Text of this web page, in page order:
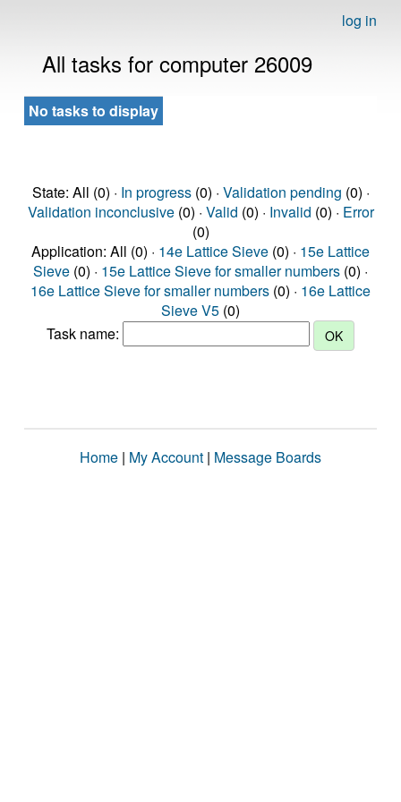
log in
All tasks for computer 26009
No tasks to display
State: All (0) · In progress(0) · Validation pending (0) ·
Validation inconclusive(0) · Valid (0) · Invalid (0) · Error
(0)
Application: All (0) · 14e Lattice Sieve (0) · 15e Lattice
Sieve (0) · 15e Lattice Sieve for smaller numbers (0) ·
16e Lattice Sieve for smaller numbers (0) · 16e Lattice
Sieve V5 (0)
Task name:
Home | My Account | Message Boards